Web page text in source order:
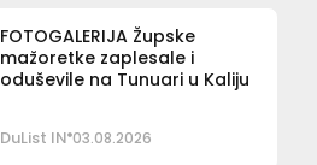
FOTOGALERIJA Župske
mažoretke zaplesale i
oduševile na Tunuari u Kaliju
DuList IN 03.08.2026